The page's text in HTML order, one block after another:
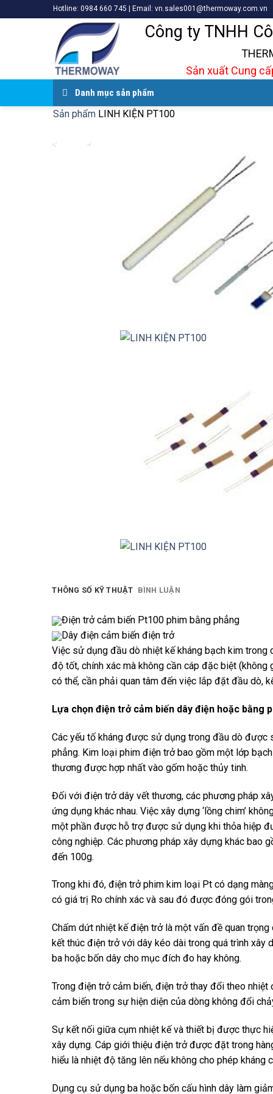
Hotline: 0984 660 745 | Email: vn.sales001@thermoway.com.vn
Công ty TNHH
Sản xuất Cung
Danh mục sản phẩm
Sản phẩm LINH KIỆN PT100
THÔNG SỐ KỸ THUẬT BÌNH LUẬN
Điện trở cảm biến Pt100 phim bằng phẳng
Dây điện cảm biến điện trở
Việc sử dụng đầu dò nhiệt kế kháng bạch kim
độ tốt, chính xác mà không cần cáp đặc biệt
có thể, cần phải quan tâm đến việc lắp đặt đầu dò,
Lựa chọn điện trở cảm biến dây điện hoặc bằng
Các yếu tố kháng được sử dụng trong đầu dò được
phẳng. Kim loại phim điện trở bao gồm một lớp
thương được hợp nhất vào gốm hoặc thủy tinh.
Đối với điện trở dây vết thương, các phương pháp
ứng dụng khác nhau. Việc xây dựng ‘lồng chim’
một phần được hỗ trợ được sử dụng khi thỏa hiệp
công nghiệp. Các phương pháp xây dựng khác bao
đến 100g.
Trong khi đó, điện trở phim kim loại Pt có dạng
có giá trị Ro chính xác và sau đó được đóng gói
Chấm dứt nhiệt kế điện trở là một vấn đề quan
kết thúc điện trở với dây kéo dài trong quá trình
ba hoặc bốn dây cho mục đích đo hay không.
Trong điện trở cảm biến, điện trở thay đổi theo
cảm biến trong sự hiện diện của dòng không đổi
Sự kết nối giữa cụm nhiệt kế và thiết bị được thực
xây dựng. Cáp giới thiệu điện trở được đặt trong
hiểu là nhiệt độ tăng lên nếu không cho phép kháng
Dụng cụ sử dụng ba hoặc bốn cấu hình dây làm